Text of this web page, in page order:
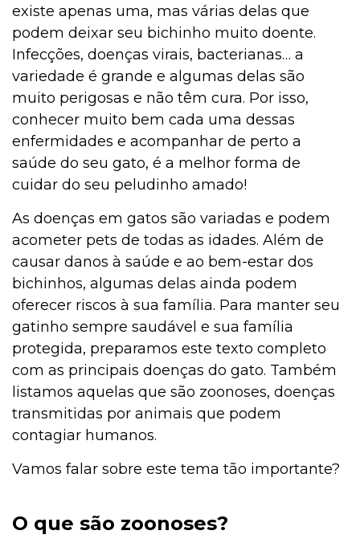
existe apenas uma, mas várias delas que
podem deixar seu bichinho muito doente.
Infecções, doenças virais, bacterianas… a
variedade é grande e algumas delas são
muito perigosas e não têm cura. Por isso,
conhecer muito bem cada uma dessas
enfermidades e acompanhar de perto a
saúde do seu gato, é a melhor forma de
cuidar do seu peludinho amado!
As doenças em gatos são variadas e podem
acometer pets de todas as idades. Além de
causar danos à saúde e ao bem-estar dos
bichinhos, algumas delas ainda podem
oferecer riscos à sua família. Para manter seu
gatinho sempre saudável e sua família
protegida, preparamos este texto completo
com as principais doenças do gato. Também
listamos aquelas que são zoonoses, doenças
transmitidas por animais que podem
contagiar humanos.
Vamos falar sobre este tema tão importante?
O que são zoonoses?